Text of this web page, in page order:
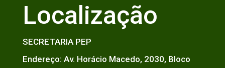
Localização
SECRETARIA PEP
Endereço: Av. Horácio Macedo, 2030, Bloco